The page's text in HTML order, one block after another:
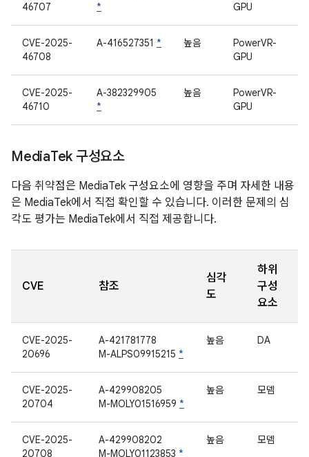
46707
*
GPU
CVE-2025-
46708
A-416527351 * 높음
PowerVR-
GPU
CVE-2025-
46710
A-382329905
*
높음
PowerVR-
GPU
MediaTek 구성요소
다음 취약점은 MediaTek 구성요소에 영향을 주며 자세한 내용
은 MediaTek에서 직접 확인할 수 있습니다. 이러한 문제의 심
각도 평가는 MediaTek에서 직접 제공합니다.
CVE 참조
심각
도
하위
구성
요소
CVE-2025-
20696
A-421781778
M-ALPS09915215 *
높음 DA
CVE-2025-
20704
A-429908205
M-MOLY01516959 *
높음 모뎀
CVE-2025-
20708
A-429908202
M-MOLY01123853 *
높음 모뎀